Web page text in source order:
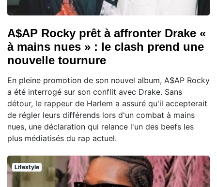
A$AP Rocky prêt à affronter Drake «
à mains nues » : le clash prend une
nouvelle tournure
En pleine promotion de son nouvel album, A$AP Rocky
a été interrogé sur son conflit avec Drake. Sans
détour, le rappeur de Harlem a assuré qu'il accepterait
de régler leurs différends lors d'un combat à mains
nues, une déclaration qui relance l'un des beefs les
plus médiatisés du rap actuel.
Lifestyle